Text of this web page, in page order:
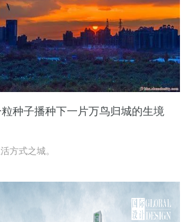
种子播种下一片万鸟归城的生境
方式之城。